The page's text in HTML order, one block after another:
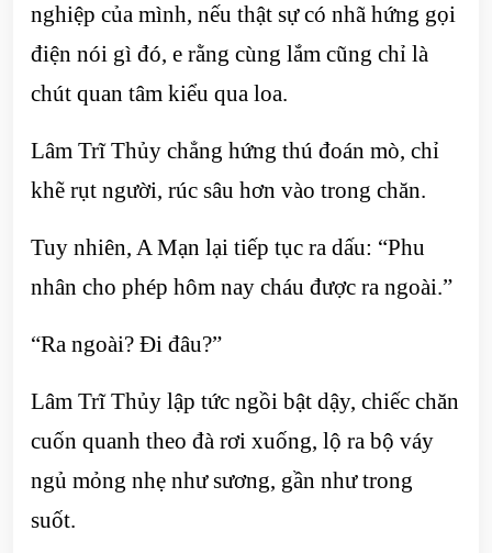
nghiệp của mình, nếu thật sự có nhã hứng gọi
điện nói gì đó, e rằng cùng lắm cũng chỉ là
chút quan tâm kiểu qua loa.
Lâm Trĩ Thủy chẳng hứng thú đoán mò, chỉ
khẽ rụt người, rúc sâu hơn vào trong chăn.
Tuy nhiên, A Mạn lại tiếp tục ra dấu: “Phu
nhân cho phép hôm nay cháu được ra ngoài.”
“Ra ngoài? Đi đâu?”
Lâm Trĩ Thủy lập tức ngồi bật dậy, chiếc chăn
cuốn quanh theo đà rơi xuống, lộ ra bộ váy
ngủ mỏng nhẹ như sương, gần như trong
suốt.